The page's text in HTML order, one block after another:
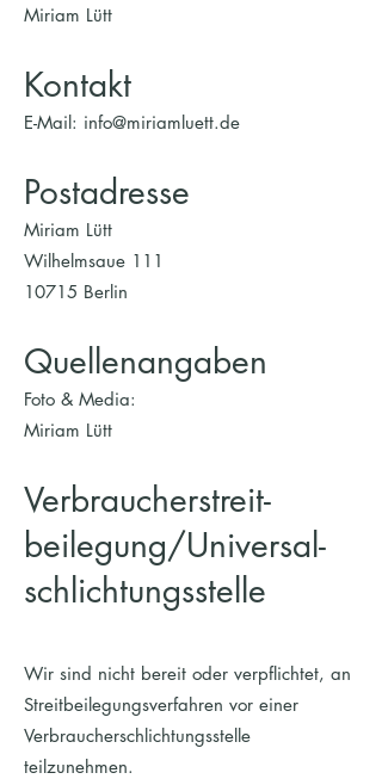
Miriam Lütt
Kontakt
E-Mail: info@miriamluett.de
Postadresse
Miriam Lütt
Wilhelmsaue 111
10715 Berlin
Quellenangaben
Foto & Media:
Miriam Lütt
Verbraucher­streit­
beilegung/Universal­
schlichtungs­stelle
Wir sind nicht bereit oder verpflichtet, an
Streitbeilegungsverfahren vor einer
Verbraucherschlichtungsstelle
teilzunehmen.